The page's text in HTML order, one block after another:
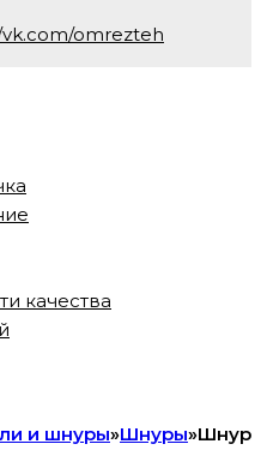
omrezteh
качества
и шнуры»Шнуры»Шнур